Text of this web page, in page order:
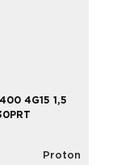
4G15 1,5
Proton